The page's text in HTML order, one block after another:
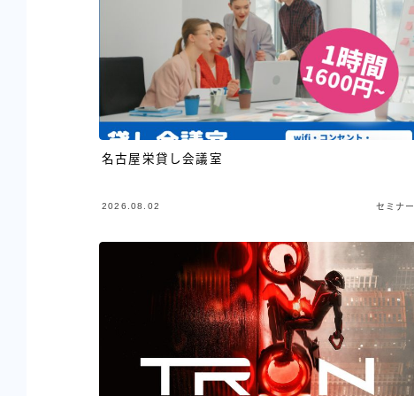
名古屋栄貸し会議室
2026.08.02 セミナー